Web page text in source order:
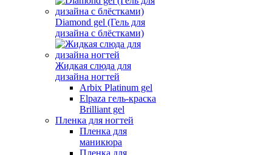
Diamond gel (Гель для
дизайна с блёстками)
Жидкая слюда для
дизайна ногтей
Arbix Platinum gel
Elpaza гель-краска
Brilliant gel
Пленка для ногтей
Пленка для
маникюра
Пленка для